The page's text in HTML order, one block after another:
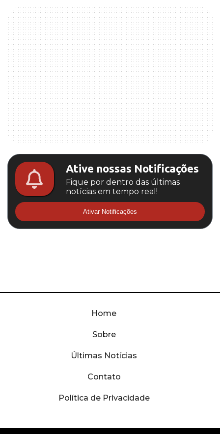
Ative nossas Notificações
Fique por dentro das últimas
notícias em tempo real!
Ativar Notificações
Home
Sobre
Últimas Notícias
Contato
Política de Privacidade